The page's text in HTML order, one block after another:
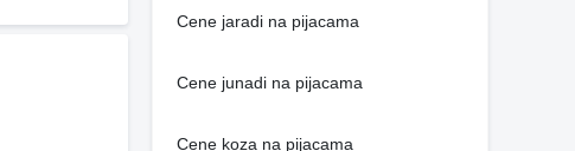
Cene jaradi na pijacama
Cene junadi na pijacama
Cene koza na pijacama